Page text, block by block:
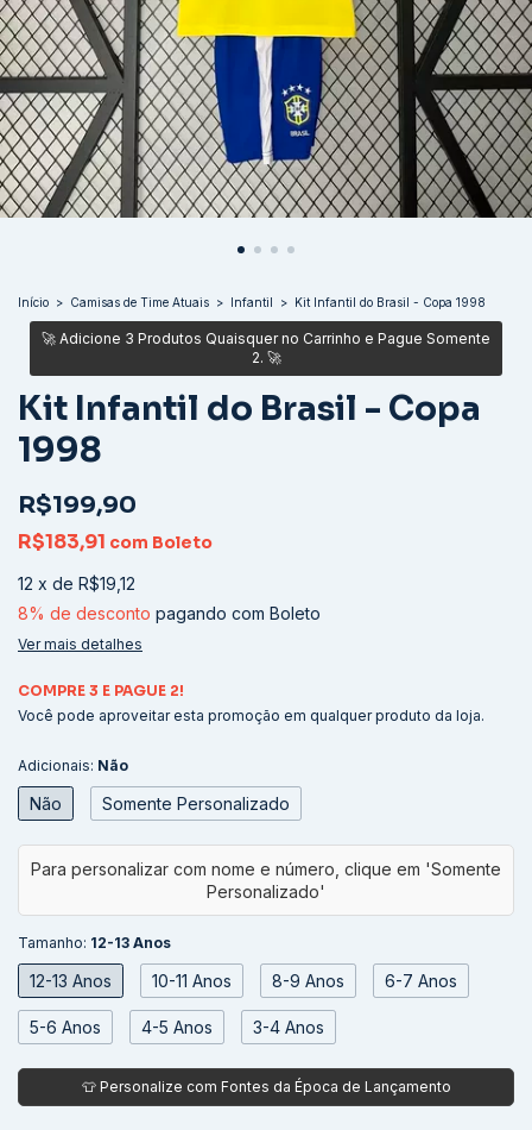
Início > Camisas de Time Atuais > Infantil > Kit Infantil do Brasil - Copa 1998
Kit Infantil do Brasil - Copa
1998
R$199,90
R$183,91 com Boleto
12 x de R$19,12
8% de desconto pagando com Boleto
Ver mais detalhes
COMPRE 3 E PAGUE 2!
Você pode aproveitar esta promoção em qualquer produto da loja.
Adicionais: Não
Não Somente Personalizado
Tamanho: 12-13 Anos
12-13 Anos 10-11 Anos 8-9 Anos 6-7 Anos
5-6 Anos 4-5 Anos 3-4 Anos